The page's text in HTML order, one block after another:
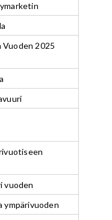
2025
vuoden
ympärivuoden